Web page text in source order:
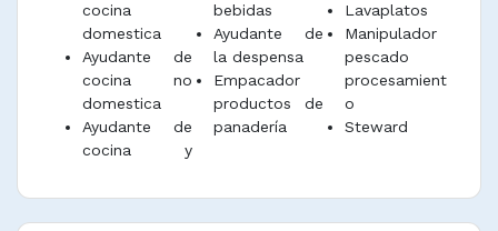
cocina
domestica
Ayudante de
cocina no
domestica
Ayudante de
cocina y
bebidas
Ayudante de
la despensa
Empacador
productos de
panadería
Lavaplatos
Manipulador
pescado
procesamient
o
Steward